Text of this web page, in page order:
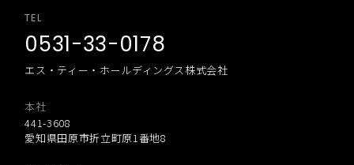
TEL
0531-33-0178
エス・ティー・ホールディングス株式会社
本社
441-3608
愛知県田原市折立町原1番地8